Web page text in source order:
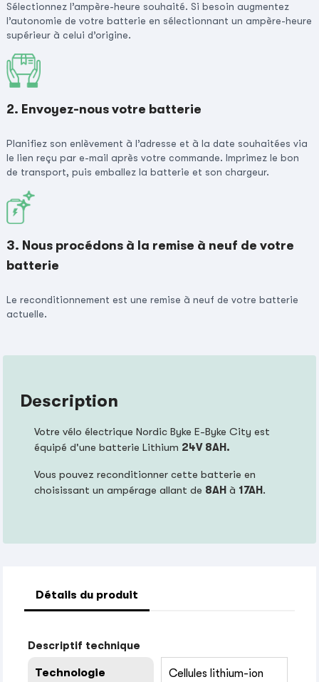
Sélectionnez l’ampère-heure souhaité. Si besoin augmentez
l’autonomie de votre batterie en sélectionnant un ampère-heure
supérieur à celui d’origine.
2. Envoyez-nous votre batterie
Planifiez son enlèvement à l’adresse et à la date souhaitées via
le lien reçu par e-mail après votre commande. Imprimez le bon
de transport, puis emballez la batterie et son chargeur.
3. Nous procédons à la remise à neuf de votre
batterie
Le reconditionnement est une remise à neuf de votre batterie
actuelle.
Description
Votre vélo électrique Nordic Byke E-Byke City est
équipé d'une batterie Lithium 24V 8AH.
Vous pouvez reconditionner cette batterie en
choisissant un ampérage allant de 8AH à 17AH.
Détails du produit
Descriptif technique
Technologie Cellules lithium-ion